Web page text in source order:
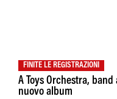
FINITE LE REGISTRAZIONI
A Toys Orchestra,
nuovo album